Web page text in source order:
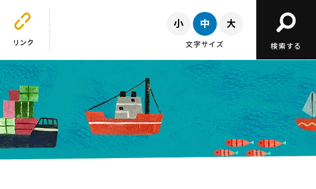
リンク 文字サイズ 検索する